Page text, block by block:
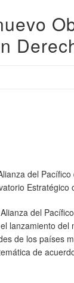
del
del
lanzamiento
de los países
de